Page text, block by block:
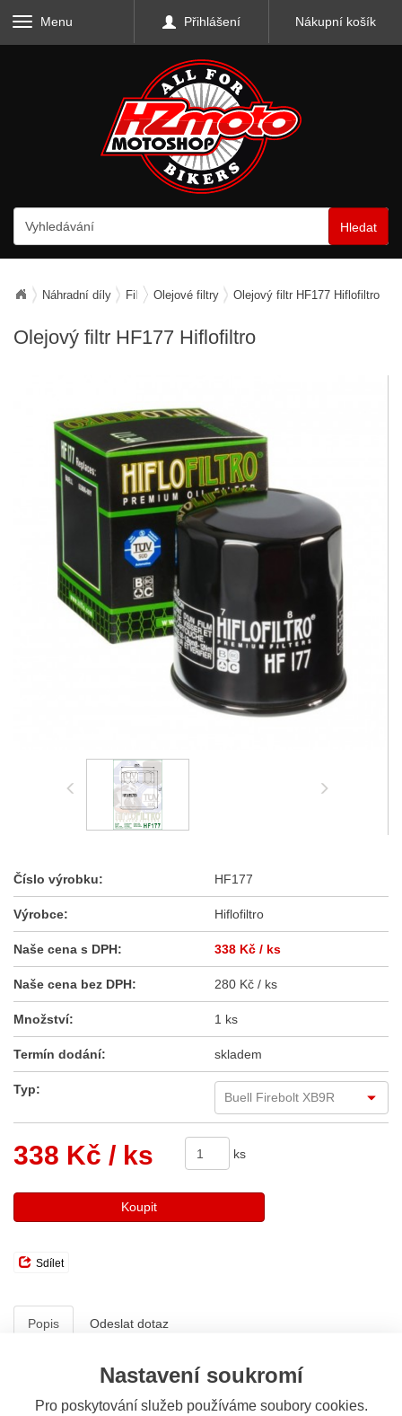
Nastavení soukromí
Pro poskytování služeb používáme soubory cookies.
Menu Přihlášení Nákupní košík
Hledat
Náhradní díly Filtry Olejové filtry Olejový filtr HF177 Hiflofiltro
Olejový filtr HF177 Hiflofiltro
Číslo výrobku: HF177
Výrobce: Hiflofiltro
Naše cena s DPH: 338 Kč / ks
Naše cena bez DPH: 280 Kč / ks
Množství: 1 ks
Termín dodání: skladem
Typ:
338 Kč / ks ks
Koupit
Sdílet
Popis Odeslat dotaz
Popis výrobku
Olejový filtr HF177 Hiflofiltro